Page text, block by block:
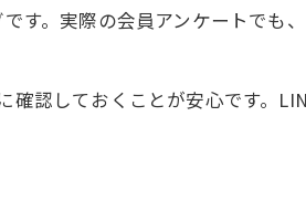
す。実際の会員アンケートでも
認しておくことが安心です。